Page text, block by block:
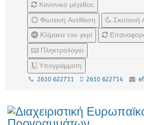
Κανονικό μέγεθος
Φωτεινή Αντίθεση
Σκοτεινή
Κλίμακα του γκρί
Πληκτρολόγιο
Υπογράμμιση
2610 622711 2610 622714